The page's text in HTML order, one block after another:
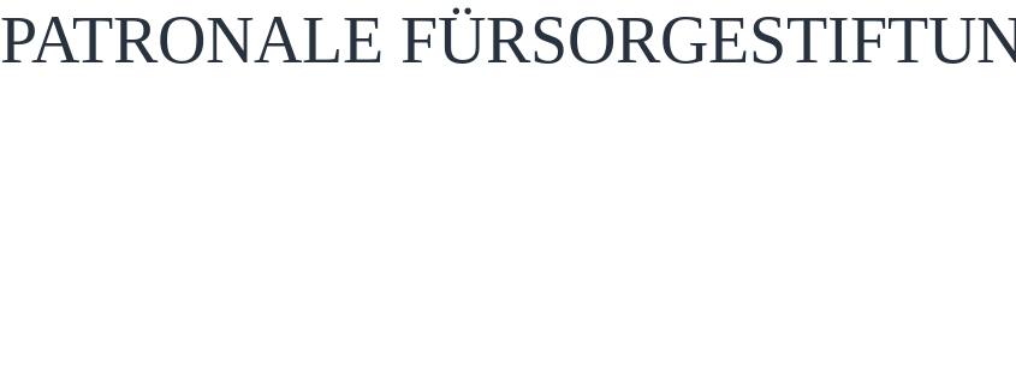
PATRONALE